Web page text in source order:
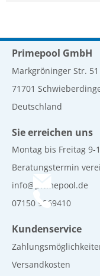
Primepool GmbH
Markgröninger Str. 51
71701
Deutschland
Sie erreichen uns
Montag bis Freitag 9-
Beratungstermin
info@primepool.de
07150 9269410
Kundenservice
Versandkosten